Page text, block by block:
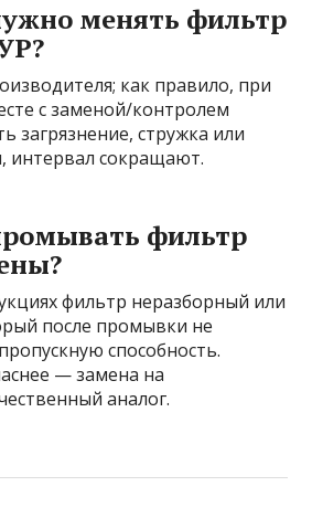
менять фильтр
как правило, при
с заменой/контролем
загрязнение, стружка или
интервал сокращают.
фильтр
фильтр неразборный или
после промывки не
способность.
— замена на
аналог.